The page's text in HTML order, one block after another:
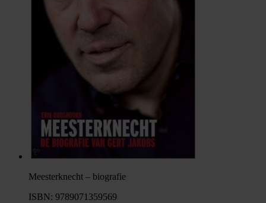
Meesterknecht – biografie
ISBN: 9789071359569